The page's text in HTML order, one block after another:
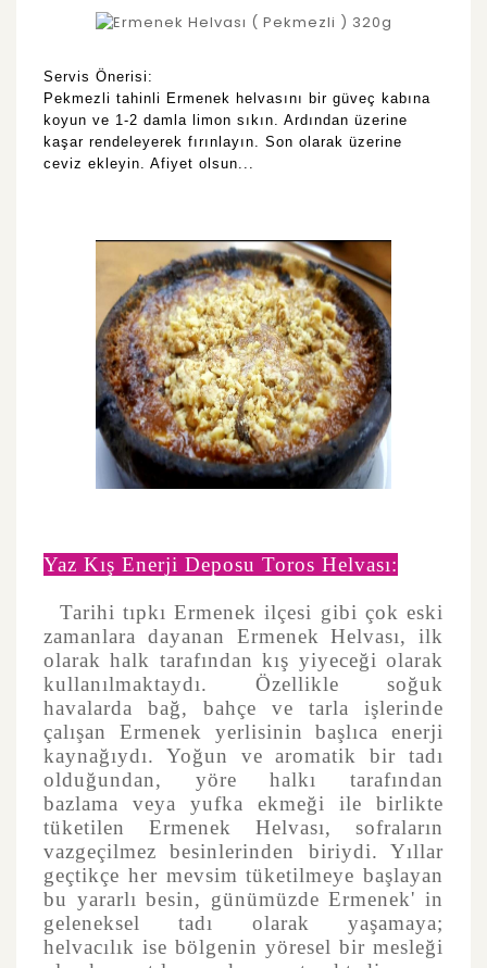
Servis Önerisi:
Pekmezli tahinli Ermenek helvasını bir güveç kabına
koyun ve 1-2 damla limon sıkın. Ardından üzerine
kaşar rendeleyerek fırınlayın. Son olarak üzerine
ceviz ekleyin. Afiyet olsun...
Yaz Kış Enerji Deposu Toros Helvası:
Tarihi tıpkı Ermenek ilçesi gibi çok eski
zamanlara dayanan Ermenek Helvası, ilk
olarak halk tarafından kış yiyeceği olarak
kullanılmaktaydı. Özellikle soğuk
havalarda bağ, bahçe ve tarla işlerinde
çalışan Ermenek yerlisinin başlıca enerji
kaynağıydı. Yoğun ve aromatik bir tadı
olduğundan, yöre halkı tarafından
bazlama veya yufka ekmeği ile birlikte
tüketilen Ermenek Helvası, sofraların
vazgeçilmez besinlerinden biriydi. Yıllar
geçtikçe her mevsim tüketilmeye başlayan
bu yararlı besin, günümüzde Ermenek' in
geleneksel tadı olarak yaşamaya;
helvacılık ise bölgenin yöresel bir mesleği